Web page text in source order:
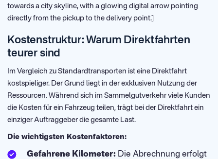
towards a city skyline, with a glowing digital arrow pointing
directly from the pickup to the delivery point.]
Kostenstruktur: Warum Direktfahrten
teurer sind
Im Vergleich zu Standardtransporten ist eine Direktfahrt
kostspieliger. Der Grund liegt in der exklusiven Nutzung der
Ressourcen. Während sich im Sammelgutverkehr viele Kunden
die Kosten für ein Fahrzeug teilen, trägt bei der Direktfahrt ein
einziger Auftraggeber die gesamte Last.
Die wichtigsten Kostenfaktoren:
Gefahrene Kilometer: Die Abrechnung erfolgt